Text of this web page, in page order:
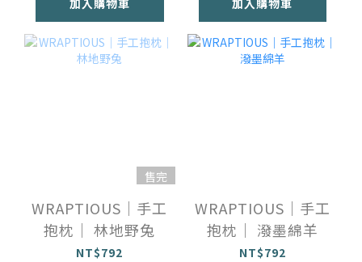
售完
WRAPTIOUS｜手工
抱枕｜ 林地野兔
NT$792
WRAPTIOUS｜手工
抱枕｜ 潑墨綿羊
NT$792